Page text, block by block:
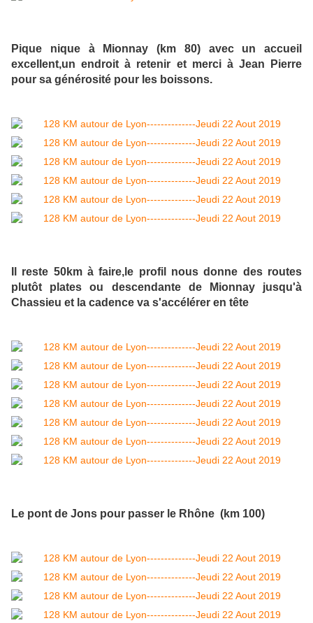
Pique nique à Mionnay (km 80) avec un accueil
excellent,un endroit à retenir et merci à Jean Pierre
pour sa générosité pour les boissons.
Il reste 50km à faire,le profil nous donne des routes
plutôt plates ou descendante de Mionnay jusqu'à
Chassieu et la cadence va s'accélérer en tête
Le pont de Jons pour passer le Rhône (km 100)